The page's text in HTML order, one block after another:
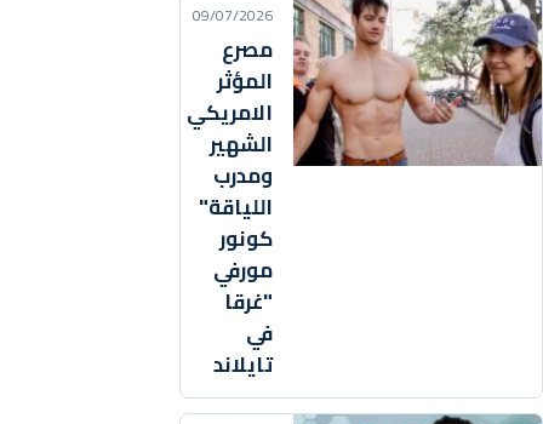
09/07/2026
مصرع
المؤثر
الامريكي
الشهير
ومدرب
اللياقة"
كونور
مورفي
"غرقا
في
تايلاند